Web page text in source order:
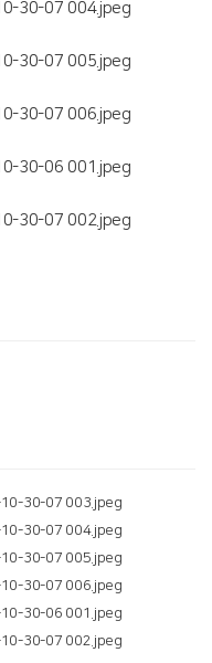
10-30-07 003.jpeg
10-30-07 004.jpeg
10-30-07 005.jpeg
10-30-07 006.jpeg
10-30-06 001.jpeg
10-30-07 002.jpeg